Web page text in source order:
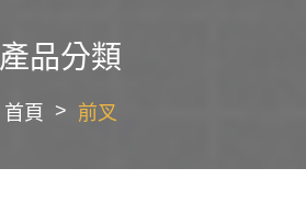
產品分類
首頁 前叉